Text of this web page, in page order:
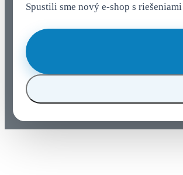
Spustili sme nový e-shop s